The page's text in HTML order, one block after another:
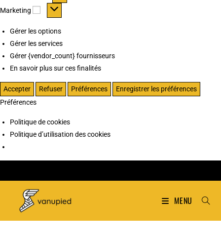
Marketing Marketing
Gérer les options
Gérer les services
Gérer {vendor_count} fournisseurs
En savoir plus sur ces finalités
Accepter Refuser Préférences
Enregistrer les préférences
Préférences
Politique de cookies
Politique d’utilisation des cookies
MENU